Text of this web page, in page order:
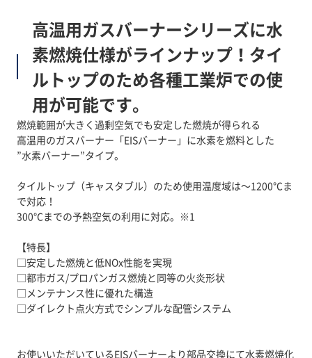
高温用ガスバーナーシリーズに水
素燃焼仕様がラインナップ！タイ
ルトップのため各種工業炉での使
用が可能です。
燃焼範囲が大きく過剰空気でも安定した燃焼が得られる
高温用のガスバーナー「EISバーナー」に水素を燃料とした
”水素バーナー”タイプ。
タイルトップ（キャスタブル）のため使用温度域は～1200℃ま
で対応！
300℃までの予熱空気の利用に対応。※1
【特長】
□安定した燃焼と低NOx性能を実現
□都市ガス/プロパンガス燃焼と同等の火炎形状
□メンテナンス性に優れた構造
□ダイレクト点火方式でシンプルな配管システム
お使いいただいているEISバーナーより部品交換にて水素燃焼化